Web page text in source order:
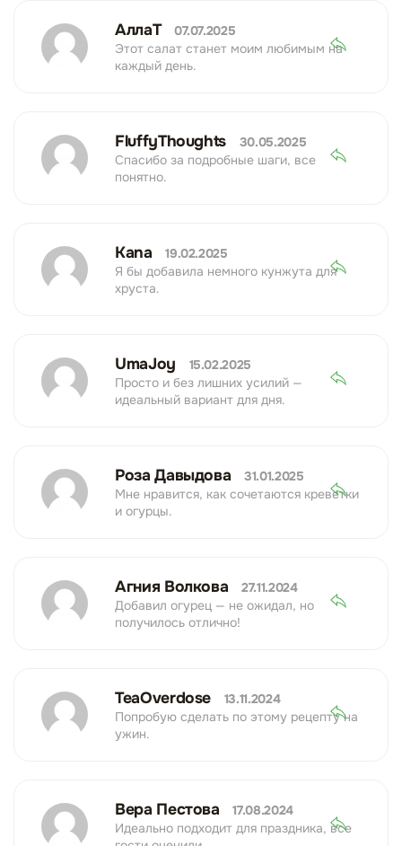
АллаТ
07.07.2025
Этот салат станет моим любимым на
каждый день.
FluffyThoughts
30.05.2025
Спасибо за подробные шаги, все
понятно.
Kana
19.02.2025
Я бы добавила немного кунжута для
хруста.
UmaJoy
15.02.2025
Просто и без лишних усилий —
идеальный вариант для дня.
Роза Давыдова
31.01.2025
Мне нравится, как сочетаются креветки
и огурцы.
Агния Волкова
27.11.2024
Добавил огурец — не ожидал, но
получилось отлично!
TeaOverdose
13.11.2024
Попробую сделать по этому рецепту на
ужин.
Вера Пестова
17.08.2024
Идеально подходит для праздника, все